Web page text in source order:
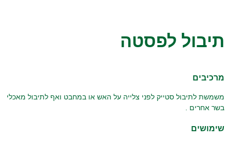
תיבול לפסטה
מרכיבים
משמשת לתיבול סטייק לפני צלייה על האש או במחבט ואף לתיבול מאכלי
בשר אחרים .
שימושים